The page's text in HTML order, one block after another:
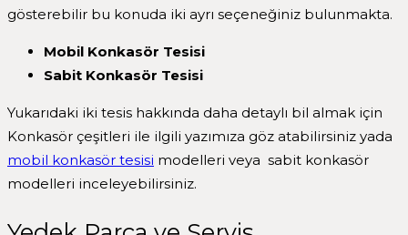
gösterebilir bu konuda iki ayrı seçeneğiniz bulunmakta.
Mobil Konkasör Tesisi
Sabit Konkasör Tesisi
Yukarıdaki iki tesis hakkında daha detaylı bil almak için
Konkasör çeşitleri ile ilgili yazımıza göz atabilirsiniz yada
mobil konkasör tesisi modelleri veya sabit konkasör
modelleri inceleyebilirsiniz.